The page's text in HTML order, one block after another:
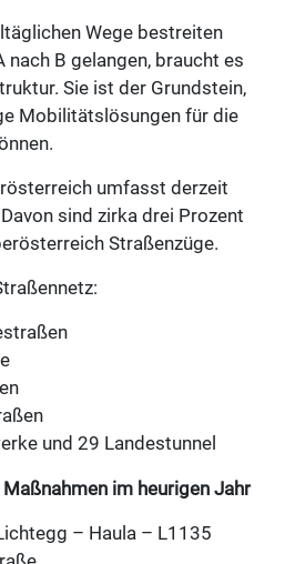
Wege bestreiten
nach B gelangen, braucht es
Sie ist der Grundstein,
Mobilitätslösungen für die
umfasst derzeit
sind zirka drei Prozent
Straßenzüge.
und 29 Landestunnel
im heurigen Jahr
– Haula – L1135